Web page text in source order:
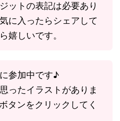
ットの表記は必要あり
に入ったらシェアして
嬉しいです。
参加中です♪
ったイラストがありま
タンをクリックしてく